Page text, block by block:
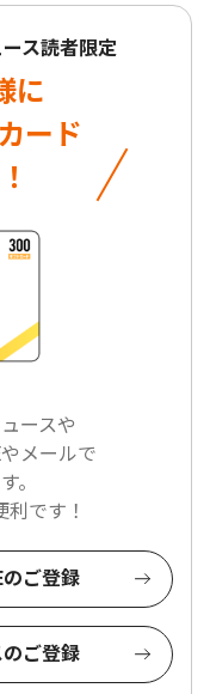
ス読者限定
に
ード
ースや
メールで
。
です！
ご登録
ご登録